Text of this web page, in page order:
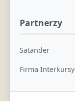
Partnerzy
Satander
Firma Interkursy